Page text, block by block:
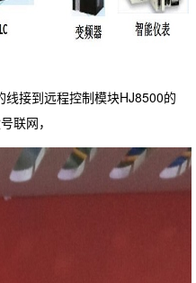
接到远程控制模块HJ8500的
联网，